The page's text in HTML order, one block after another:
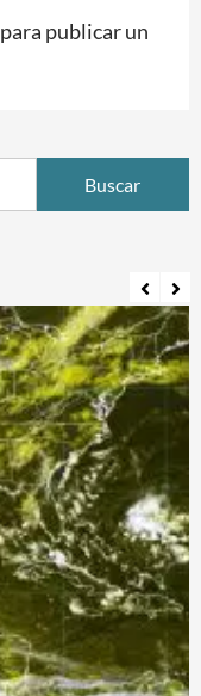
para publicar un